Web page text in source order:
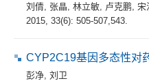
刘倩 张晶 林立敏 卢克鹏
宋
2015, 33(6): 505-507,543.
CYP2C19基因多态性对
彭净 刘卫